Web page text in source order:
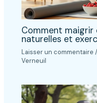
Comment maigrir
naturelles et
Laisser un commentaire /
Verneuil